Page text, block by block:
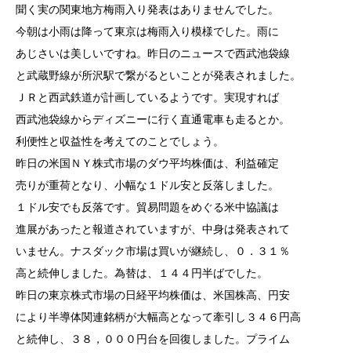
聞く実の関東地方梅雨入り発表はありませんでした。
今朝は小雨は降って東京は梅雨入り模様でした。雨に
あじさいは美しいですね。昨日のニュースで西武池袋線
と武蔵野線が所沢駅で繋がるといことが発表されました。
ＪＲと西武鉄道が計画しているようです。実現すれば
西武池袋線からディズニーに行く直通電車も走るとか。
利便性と収益性を考えてのことでしょう。
昨日の米国ＮＹ株式市場のダウ平均株価は、利益確定
売りが重荷となり、小幅な１ドル安と反落しました。
１ドル安でも反落です。貿易問題をめぐる米中協議は
進展があったと報道されていますが、中身は発表されて
いません。ナスダック市場は買いが継続し、０．３１％
高と続伸しました。為替は、１４４円半ばでした。
昨日の東京株式市場の日経平均株価は、米国株高、円安
により半導体関連銘柄が大幅高となって牽引し３４６円高
と続伸し、３８，０００円台を回復しました。プライム